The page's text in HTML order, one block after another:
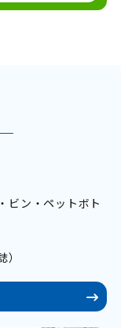
ビン・ペットボト